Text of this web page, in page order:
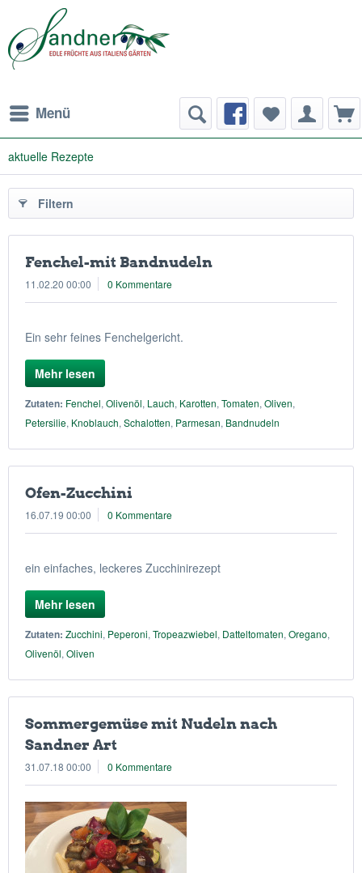
Menü
aktuelle Rezepte
Filtern
Fenchel-mit Bandnudeln
11.02.20 00:00 0 Kommentare
Ein sehr feines Fenchelgericht.
Mehr lesen
Zutaten: Fenchel, Olivenöl, Lauch, Karotten, Tomaten, Oliven,
Petersilie, Knoblauch, Schalotten, Parmesan, Bandnudeln
Ofen-Zucchini
16.07.19 00:00 0 Kommentare
ein einfaches, leckeres Zucchinirezept
Mehr lesen
Zutaten: Zucchini, Peperoni, Tropeazwiebel, Datteltomaten, Oregano,
Olivenöl, Oliven
Sommergemüse mit Nudeln nach
Sandner Art
31.07.18 00:00 0 Kommentare